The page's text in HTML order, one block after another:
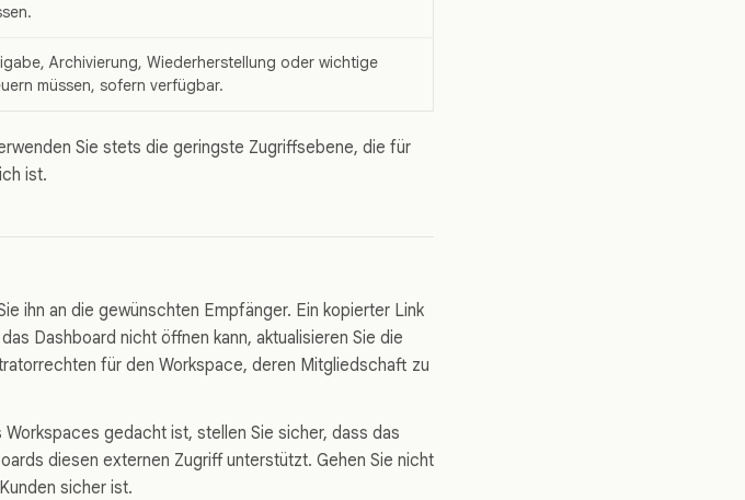
Archivierung, Wiederherstellung oder wichtige
müssen, sofern verfügbar.
Sie stets die geringste Zugriffsebene, die für
ist.
ihn an die gewünschten Empfänger. Ein kopierter Link
Dashboard nicht öffnen kann, aktualisieren Sie die
für den Workspace, deren Mitgliedschaft zu
gedacht ist, stellen Sie sicher, dass das
diesen externen Zugriff unterstützt. Gehen Sie nicht
sicher ist.